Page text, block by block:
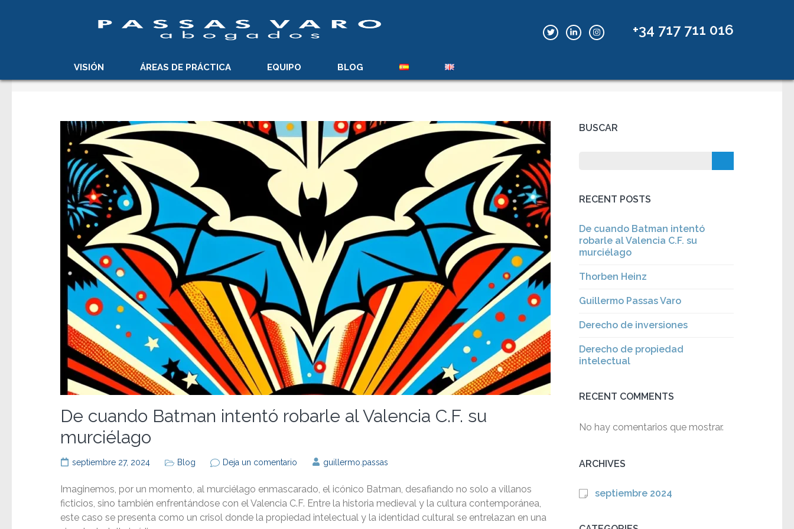
+34 717 711 016
VISIÓN ÁREAS DE PRÁCTICA EQUIPO BLOG
De cuando Batman intentó robarle al Valencia C.F. su
murciélago
septiembre 27, 2024 Blog Deja un comentario
Batman
intentó
robarle
al
guillermo.passas
Imaginemos, por un momento, al murciélago enmascarado, el icónico Batman, desafiando no solo a villanos
ficticios, sino también enfrentándose con el Valencia C.F. Entre la historia medieval y la cultura contemporánea,
este caso se presenta como un crisol donde la propiedad intelectual y la identidad cultural se entrelazan en una
BUSCAR
RECENT POSTS
De cuando Batman intentó
robarle al Valencia C.F. su
murciélago
Thorben Heinz
Guillermo Passas Varo
Derecho de inversiones
Derecho de propiedad
intelectual
RECENT COMMENTS
No hay comentarios que mostrar.
ARCHIVES
septiembre 2024